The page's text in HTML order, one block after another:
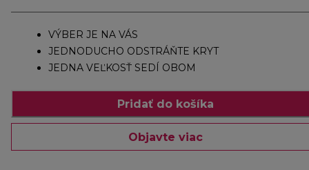
VÝBER JE NA VÁS
JEDNODUCHO ODSTRÁŇTE KRYT
JEDNA VEĽKOSŤ SEDÍ OBOM
Pridať do košíka
Objavte viac